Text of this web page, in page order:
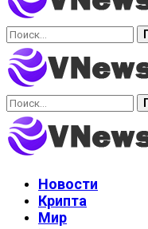
Найти:
Найти:
Новости
Крипта
Мир